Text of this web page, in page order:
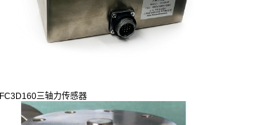
FC3D160三轴力传感器